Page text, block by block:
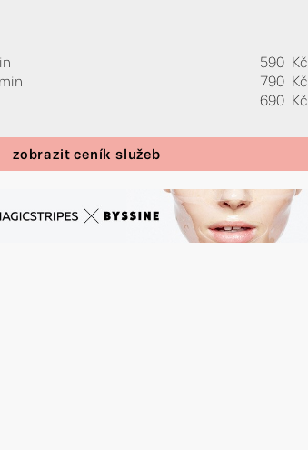
590 Kč
790 Kč
690 Kč
zobrazit ceník služeb